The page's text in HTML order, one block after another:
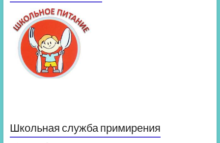
Школьная служба примирения